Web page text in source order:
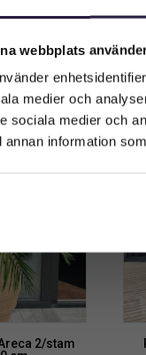
webbplats
medier och
sociala medier och
annan information
kr
2/stam